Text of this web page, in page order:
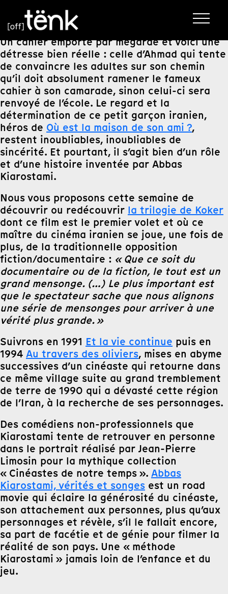
Un cahier emporté par mégarde et voici une
détresse bien réelle : celle d’Ahmad qui tente
de convaincre les adultes sur son chemin
qu’il doit absolument ramener le fameux
cahier à son camarade, sinon celui-ci sera
renvoyé de l’école. Le regard et la
détermination de ce petit garçon iranien,
héros de Où est la maison de son ami ?,
restent inoubliables, inoubliables de
sincérité. Et pourtant, il s’agit bien d’un rôle
et d’une histoire inventée par Abbas
Kiarostami.
Nous vous proposons cette semaine de
découvrir ou redécouvrir la trilogie de Koker
dont ce film est le premier volet et où ce
maître du cinéma iranien se joue, une fois de
plus, de la traditionnelle opposition
fiction/documentaire : « Que ce soit du
documentaire ou de la fiction, le tout est un
grand mensonge. (…) Le plus important est
que le spectateur sache que nous alignons
une série de mensonges pour arriver à une
vérité plus grande. »
Suivrons en 1991 Et la vie continue puis en
1994 Au travers des oliviers, mises en abyme
successives d’un cinéaste qui retourne dans
ce même village suite au grand tremblement
de terre de 1990 qui a dévasté cette région
de l’Iran, à la recherche de ses personnages.
Des comédiens non-professionnels que
Kiarostami tente de retrouver en personne
dans le portrait réalisé par Jean-Pierre
Limosin pour la mythique collection
« Cinéastes de notre temps ». Abbas
Kiarostami, vérités et songes est un road
movie qui éclaire la générosité du cinéaste,
son attachement aux personnes, plus qu’aux
personnages et révèle, s’il le fallait encore,
sa part de facétie et de génie pour filmer la
réalité de son pays. Une « méthode
Kiarostami » jamais loin de l’enfance et du
jeu.